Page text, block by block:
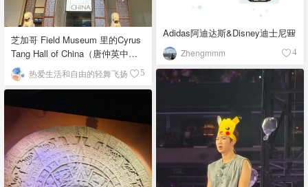
Adidas阿迪达斯&Disney迪士尼🎒
Zhengmmm 4
芝加哥 Field Museum 里的Cyrus
Tang Hall of China（唐仲英中国
馆） 热爱生活和自由的轻舞飞扬 5